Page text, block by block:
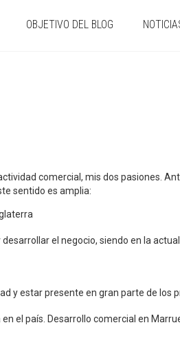
OBJETIVO DEL BLOG
comercial, mis dos pasiones.
sentido es amplia:
el negocio, siendo en la
y estar presente en gran parte de los
el país. Desarrollo comercial en